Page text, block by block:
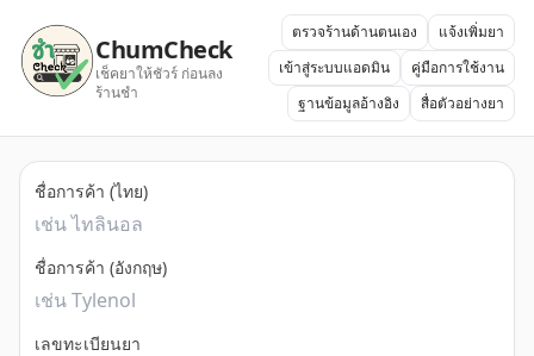
ChumCheck
เช็คยาให้ชัวร์ ก่อนลง
ร้านชำ
ตรวจร้านด้านตนเอง
แจ้งเพิ่มยา
เข้าสู่ระบบแอดมิน
คู่มือการใช้งาน
ฐานข้อมูลอ้างอิง
สื่อตัวอย่างยา
ชื่อการค้า (ไทย)
ชื่อการค้า (อังกฤษ)
เลขทะเบียนยา